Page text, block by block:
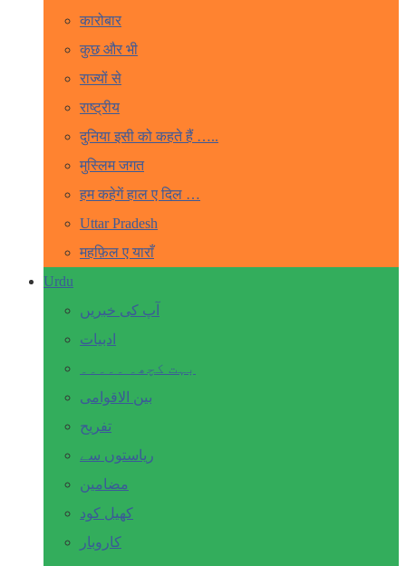
कारोबार
कुछ और भी
राज्यों से
राष्ट्रीय
दुनिया इसी को कहते हैं …..
मुस्लिम जगत
हम कहेगें हाल ए दिल …
Uttar Pradesh
महफ़िल ए याराँ
Urdu
آپ کی خبریں
ادبیات
بہت کچھ۔ ۔۔۔۔۔
بین الاقوامی
تفریح
ریاستوں سے
مضامین
کھیل کود
کاروبار